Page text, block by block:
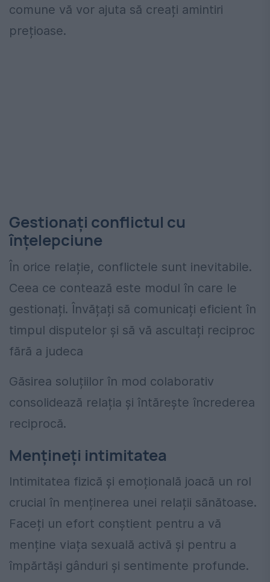
comune vă vor ajuta să creați amintiri
prețioase.
Gestionați conflictul cu
înțelepciune
În orice relație, conflictele sunt inevitabile.
Ceea ce contează este modul în care le
gestionați. Învățați să comunicați eficient în
timpul disputelor și să vă ascultați reciproc
fără a judeca
Găsirea soluțiilor în mod colaborativ
consolidează relația și întărește încrederea
reciprocă.
Mențineți intimitatea
Intimitatea fizică și emoțională joacă un rol
crucial în menținerea unei relații sănătoase.
Faceți un efort conștient pentru a vă
menține viața sexuală activă și pentru a
împărtăși gânduri și sentimente profunde.